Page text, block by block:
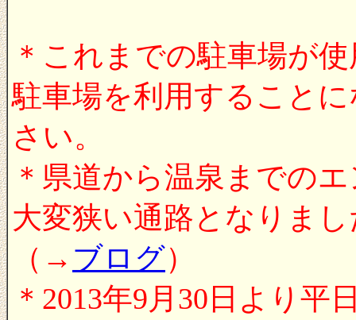
＊これまでの駐車場が
駐車場を利用すること
さい。
＊県道から温泉までの
大変狭い通路となりま
（→ ブログ）
＊2013年9月30日より平